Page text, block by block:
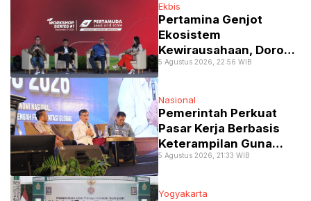
Ekbis
Pertamina Genjot
Ekosistem
Kewirausahaan, Dorong
Mahasiswa Kampus
Ranah Startup
5 Agustus 2026, 22:56 WIB
Nasional
Pemerintah Perkuat
Pasar Kerja Berbasis
Keterampilan Guna
Atasi Kesenjangan
5 Agustus 2026, 21:33 WIB
Yogyakarta